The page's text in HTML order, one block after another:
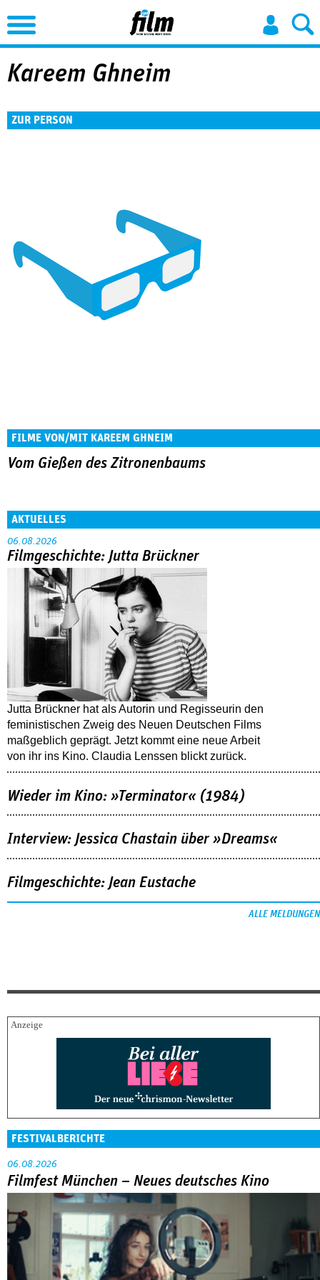
Jump to Navigation
Kareem Ghneim
ZUR PERSON
FILME VON/MIT KAREEM GHNEIM
Vom Gießen des Zitronenbaums
AKTUELLES
06.08.2026
Filmgeschichte: Jutta Brückner
Jutta Brückner hat als Autorin und Regisseurin den
feministischen Zweig des Neuen Deutschen Films
maßgeblich geprägt. Jetzt kommt eine neue Arbeit
von ihr ins Kino. Claudia Lenssen blickt zurück.
Wieder im Kino: »Terminator« (1984)
Interview: Jessica Chastain über »Dreams«
Filmgeschichte: Jean Eustache
ALLE MELDUNGEN
FESTIVALBERICHTE
06.08.2026
Filmfest München – Neues deutsches Kino